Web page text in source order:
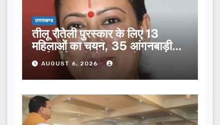
उत्तराखण्ड
तीलू रौतेली पुरस्कार के लिए 13
महिलाओं का चयन, 35 आंगनबाड़ी
कार्यकर्तियां भी होंगी सम्मानित…
AUGUST 6, 2026